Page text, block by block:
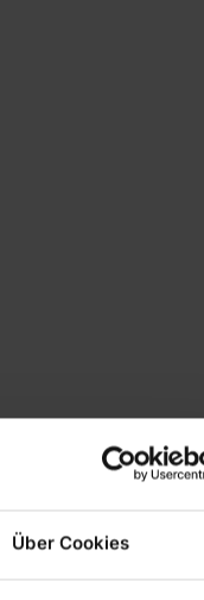
Über Cookies